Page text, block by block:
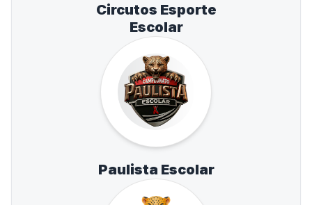
Circutos Esporte
Escolar
Paulista Escolar